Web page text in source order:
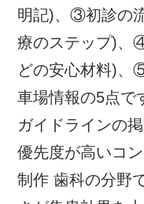
明記)、③初診の
療のステップ)、
どの安心材料)、
車場情報の5点で
ガイドラインの
優先度が高いコ
制作 歯科の分野